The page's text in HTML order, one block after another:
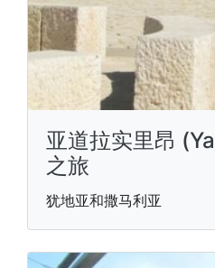
亚道拉实里昂
之旅
犹地亚和撒马利亚